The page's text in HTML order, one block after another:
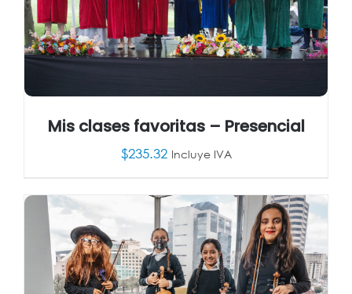
AÑADIR AL CARRITO / DETALLES
Mis clases favoritas – Presencial
$235.32 Incluye IVA